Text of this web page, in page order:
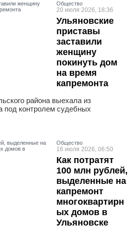
Общество
20 июля 2026, 18:36
Ульяновские
приставы
заставили
женщину
покинуть дом
на время
капремонта
района выехала из
под контролем судебных
Общество
16 июля 2026, 06:50
Как потратят
100 млн рублей,
выделенные на
капремонт
многоквартирн
ых домов в
Ульяновске